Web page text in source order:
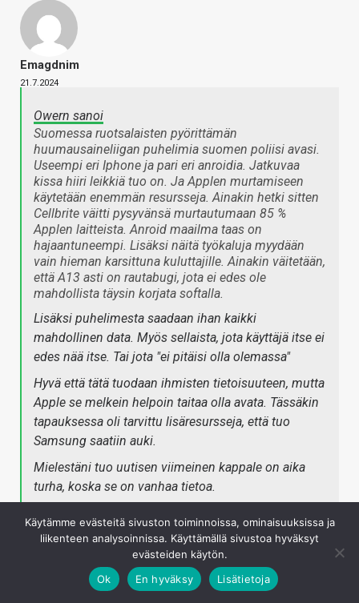
Emagdnim
21.7.2024
Owern sanoi
Suomessa ruotsalaisten pyörittämän
huumausaineliigan puhelimia suomen poliisi avasi.
Useempi eri Iphone ja pari eri anroidia. Jatkuvaa
kissa hiiri leikkiä tuo on. Ja Applen murtamiseen
käytetään enemmän resursseja. Ainakin hetki sitten
Cellbrite väitti pysyvänsä murtautumaan 85 %
Applen laitteista. Anroid maailma taas on
hajaantuneempi. Lisäksi näitä työkaluja myydään
vain hieman karsittuna kuluttajille. Ainakin väitetään,
että A13 asti on rautabugi, jota ei edes ole
mahdollista täysin korjata softalla.
Lisäksi puhelimesta saadaan ihan kaikki
mahdollinen data. Myös sellaista, jota käyttäjä itse ei
edes nää itse. Tai jota "ei pitäisi olla olemassa"
Hyvä että tätä tuodaan ihmisten tietoisuuteen, mutta
Apple se melkein helpoin taitaa olla avata. Tässäkin
tapauksessa oli tarvittu lisäresursseja, että tuo
Samsung saatiin auki.
Mielestäni tuo uutisen viimeinen kappale on aika
turha, koska se on vanhaa tietoa.
välittää.
Edit: Oli muuten myös 40 minsaa kestänyt parissa
anroid puhelimessa avaus jos noita raportteja tutkii.
Käytämme evästeitä sivuston toiminnoissa, ominaisuuksissa ja
liikenteen analysoinnissa. Käyttämällä sivustoa hyväksyt
evästeiden käytön.
Ok
En hyväksy Lisätietoja